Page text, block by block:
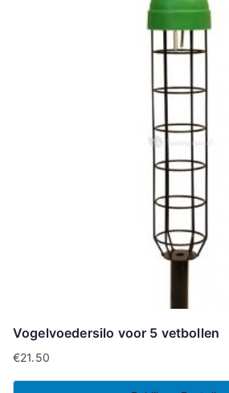
Vogelvoedersilo voor 5 vetbollen
€21.50